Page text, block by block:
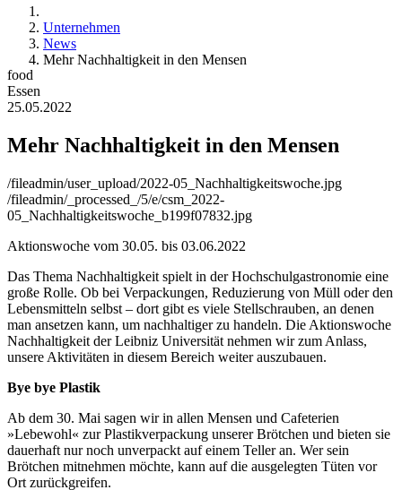
Unternehmen
News
Mehr Nachhaltigkeit in den Mensen
food
Essen
25.05.2022
Mehr Nachhaltigkeit in den Mensen
/fileadmin/user_upload/2022-05_Nachhaltigkeitswoche.jpg
/fileadmin/_processed_/5/e/csm_2022-
05_Nachhaltigkeitswoche_b199f07832.jpg
Aktionswoche vom 30.05. bis 03.06.2022
Das Thema Nachhaltigkeit spielt in der Hochschulgastronomie eine
große Rolle. Ob bei Verpackungen, Reduzierung von Müll oder den
Lebensmitteln selbst – dort gibt es viele Stellschrauben, an denen
man ansetzen kann, um nachhaltiger zu handeln. Die Aktionswoche
Nachhaltigkeit der Leibniz Universität nehmen wir zum Anlass,
unsere Aktivitäten in diesem Bereich weiter auszubauen.
Bye bye Plastik
Ab dem 30. Mai sagen wir in allen Mensen und Cafeterien
»Lebewohl« zur Plastikverpackung unserer Brötchen und bieten sie
dauerhaft nur noch unverpackt auf einem Teller an. Wer sein
Brötchen mitnehmen möchte, kann auf die ausgelegten Tüten vor
Ort zurückgreifen.